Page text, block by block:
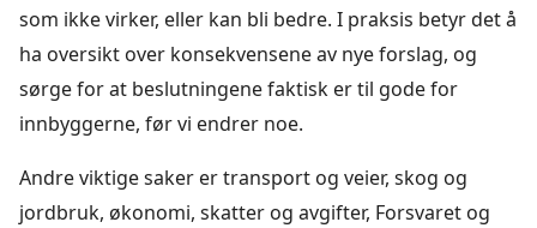
som ikke virker, eller kan bli bedre. I praksis betyr det å
ha oversikt over konsekvensene av nye forslag, og
sørge for at beslutningene faktisk er til gode for
innbyggerne, før vi endrer noe.
Andre viktige saker er transport og veier, skog og
jordbruk, økonomi, skatter og avgifter, Forsvaret og